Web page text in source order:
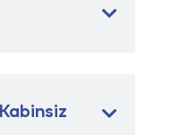
Kabinsiz